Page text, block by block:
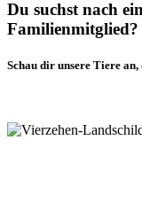
Du suchst nach
Familienmitglied?
Schau dir unsere Tiere an,